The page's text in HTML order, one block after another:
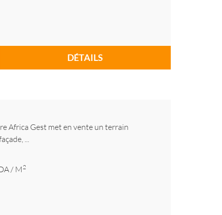
DÉTAILS
Africa Gest met en vente un terrain
...
/ M 2